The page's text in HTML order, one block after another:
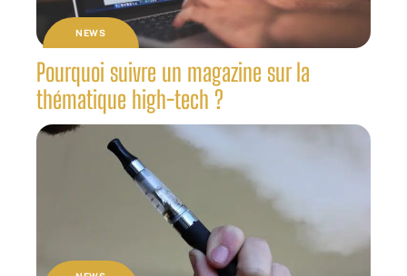
NEWS
Pourquoi suivre un magazine sur la
thématique high-tech ?